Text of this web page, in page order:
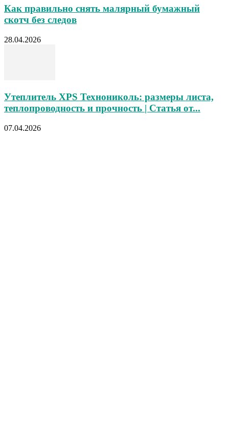
Как правильно снять малярный бумажный
скотч без следов
28.04.2026
Утеплитель XPS Технониколь: размеры листа,
теплопроводность и прочность | Статья от...
07.04.2026